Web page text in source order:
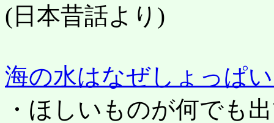
(日本昔話より)
海の水はなぜしょっぱ
・ほしいものが何でも